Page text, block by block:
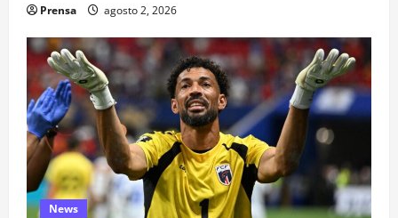
Prensa agosto 2, 2026
News